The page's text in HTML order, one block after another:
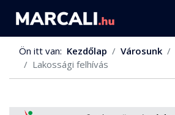
Ön itt van: Kezdőlap Városunk
Lakossági felhívás